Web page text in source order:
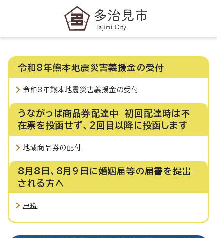
令和8年熊本地震災害義援金の受付
令和8年熊本地震災害義援金の受付
うながっぱ商品券配達中 初回配達時は不
在票を投函せず、2回目以降に投函します
地域商品券の配付
8月8日、8月9日に婚姻届等の届書を提出
される方へ
戸籍